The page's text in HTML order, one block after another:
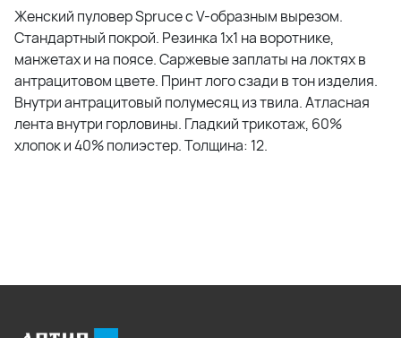
Женский пуловер Spruce с V-образным вырезом.
Стандартный покрой. Резинка 1х1 на воротнике,
манжетах и на поясе. Саржевые заплаты на локтях в
антрацитовом цвете. Принт лого сзади в тон изделия.
Внутри антрацитовый полумесяц из твила. Атласная
лента внутри горловины. Гладкий трикотаж, 60%
хлопок и 40% полиэстер. Толщина: 12.